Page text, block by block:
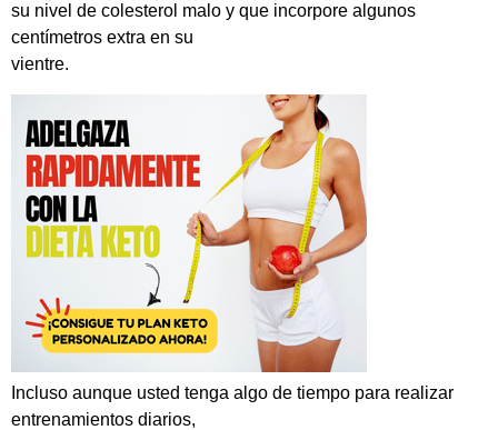
su nivel de colesterol malo y que incorpore algunos
centímetros extra en su
vientre.
Incluso aunque usted tenga algo de tiempo para realizar
entrenamientos diarios,